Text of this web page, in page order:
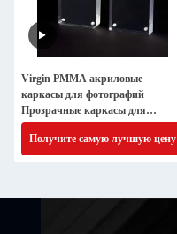
Virgin PMMA акриловые
каркасы для фотографий
Прозрачные каркасы для
фотографий Perspex OEM ODM
Получите самую лучшую цену